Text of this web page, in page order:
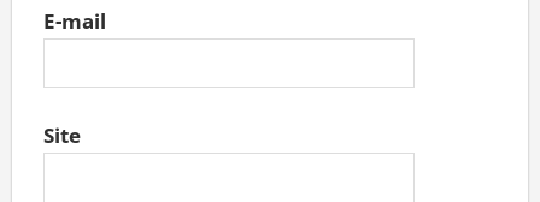
E-mail
Site